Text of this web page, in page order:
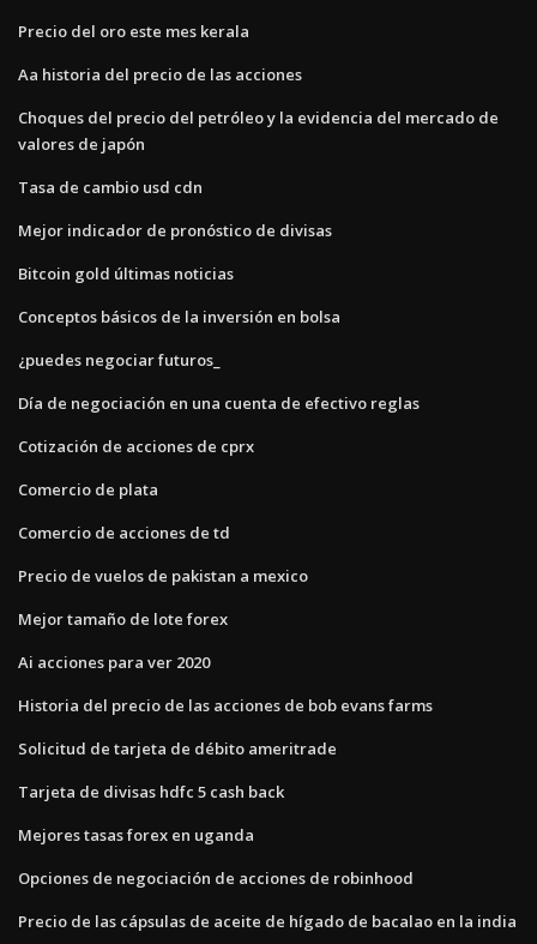
Precio del oro este mes kerala
Aa historia del precio de las acciones
Choques del precio del petróleo y la evidencia del mercado de
valores de japón
Tasa de cambio usd cdn
Mejor indicador de pronóstico de divisas
Bitcoin gold últimas noticias
Conceptos básicos de la inversión en bolsa
¿puedes negociar futuros_
Día de negociación en una cuenta de efectivo reglas
Cotización de acciones de cprx
Comercio de plata
Comercio de acciones de td
Precio de vuelos de pakistan a mexico
Mejor tamaño de lote forex
Ai acciones para ver 2020
Historia del precio de las acciones de bob evans farms
Solicitud de tarjeta de débito ameritrade
Tarjeta de divisas hdfc 5 cash back
Mejores tasas forex en uganda
Opciones de negociación de acciones de robinhood
Precio de las cápsulas de aceite de hígado de bacalao en la india